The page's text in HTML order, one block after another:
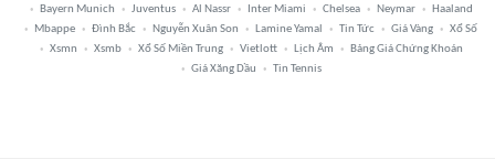
Bayern Munich
Juventus Al Nassr Inter Miami Chelsea Neymar
Haaland
Mbappe
Đình Bắc Nguyễn Xuân Son Lamine Yamal Tin Tức Giá Vàng
Xổ Số
Xsmn
Xsmb Xổ Số Miền Trung Vietlott Lịch Âm
Bảng Giá Chứng Khoán
Giá Xăng Dầu
Tin Tennis